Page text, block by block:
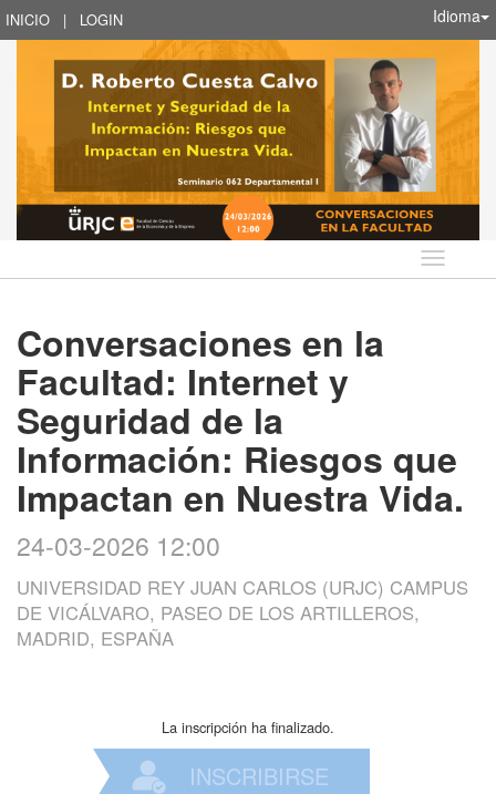
INICIO | LOGIN Idioma
Idioma
Conversaciones en la
Facultad: Internet y
Seguridad de la
Información: Riesgos que
Impactan en Nuestra Vida.
24-03-2026 12:00
UNIVERSIDAD REY JUAN CARLOS (URJC) CAMPUS
DE VICÁLVARO, PASEO DE LOS ARTILLEROS,
MADRID, ESPAÑA
La inscripción ha finalizado.
INSCRIBIRSE